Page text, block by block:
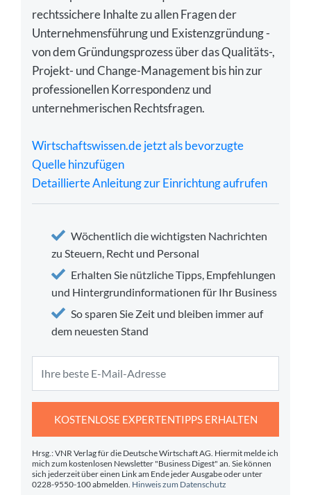
rechtssichere Inhalte zu allen Fragen der
Unternehmensführung und Existenzgründung -
von dem Gründungsprozess über das Qualitäts-,
Projekt- und Change-Management bis hin zur
professionellen Korrespondenz und
unternehmerischen Rechtsfragen.
Wirtschaftswissen.de jetzt als bevorzugte
Quelle hinzufügen
Detaillierte Anleitung zur Einrichtung aufrufen
Wöchentlich die wichtigsten Nachrichten
zu Steuern, Recht und Personal
Erhalten Sie nützliche Tipps, Empfehlungen
und Hintergrundinformationen für Ihr Business
So sparen Sie Zeit und bleiben immer auf
dem neuesten Stand
KOSTENLOSE EXPERTENTIPPS ERHALTEN
Hrsg.: VNR Verlag für die Deutsche Wirtschaft AG. Hiermit melde ich
mich zum kostenlosen Newsletter "Business Digest" an. Sie können
sich jederzeit über einen Link am Ende jeder Ausgabe oder unter
0228-9550-100 abmelden. Hinweis zum Datenschutz